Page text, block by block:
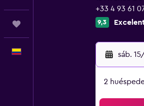
+33 4 93 61
9,3
sáb.
2